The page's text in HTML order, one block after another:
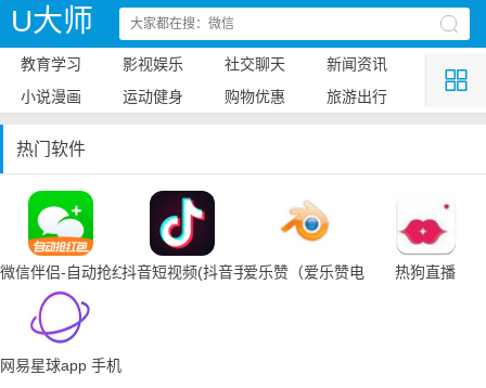
U大师
教育学习 影视娱乐 社交聊天
新闻资讯
小说漫画
运动健身 购物优惠 旅游出行
热门软件
微信伴侣-自动抢红包抖音短视频(抖音手机下载)爱乐赞（爱乐赞电脑手机下载）
热狗直播
网易星球app 手机下载